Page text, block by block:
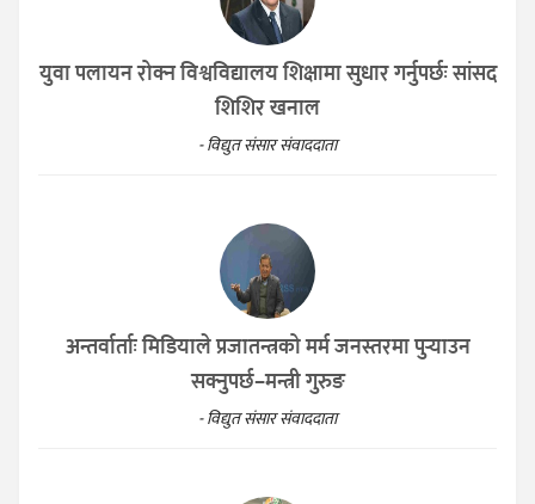
युवा पलायन रोक्न विश्वविद्यालय शिक्षामा सुधार गर्नुपर्छः सांसद
शिशिर खनाल
- विद्युत संसार संवाददाता
अन्तर्वार्ताः मिडियाले प्रजातन्त्रको मर्म जनस्तरमा पुर्‍याउन
सक्नुपर्छ–मन्त्री गुरुङ
- विद्युत संसार संवाददाता